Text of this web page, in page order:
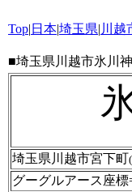
Top| 日本|埼玉県| 川越
■埼玉県川越市氷川
埼玉県川越市宮下町
グーグルアース座標